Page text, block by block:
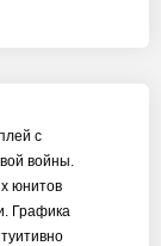
с
войны.
юнитов
Графика